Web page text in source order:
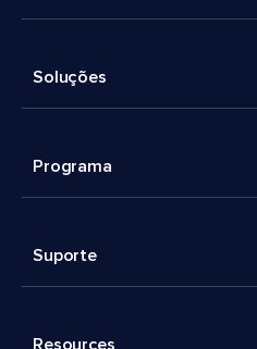
Soluções
Programa
Suporte
Resources